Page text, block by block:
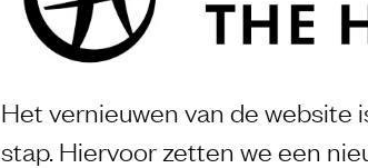
Het vernieuwen van de website
stap. Hiervoor zetten we een